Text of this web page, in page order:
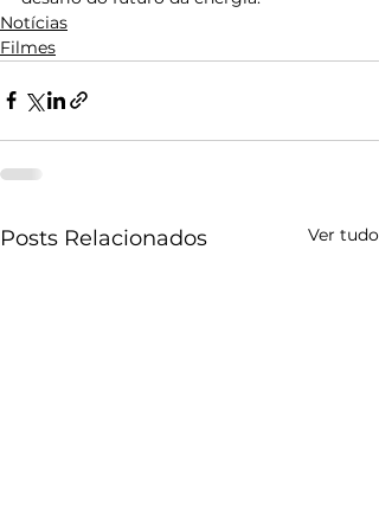
Notícias
Filmes
Posts Relacionados Ver tudo